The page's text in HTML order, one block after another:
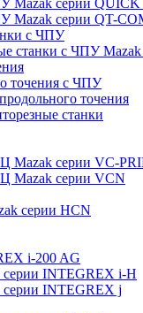
Mazak серии QT-
с ЧПУ
станки с ЧПУ
точения с ЧПУ
точения
станки
Mazak серии VC-
Mazak серии VCN
серии HCN
i-200 AG
серии INTEGREX i-H
серии INTEGREX j